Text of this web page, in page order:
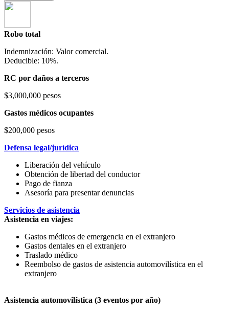
Robo total
Indemnización: Valor comercial.
Deducible: 10%.
RC por daños a terceros
$3,000,000 pesos
Gastos médicos ocupantes
$200,000 pesos
Defensa legal/jurídica
Liberación del vehículo
Obtención de libertad del conductor
Pago de fianza
Asesoría para presentar denuncias
Servicios de asistencia
Asistencia en viajes:
Gastos médicos de emergencia en el extranjero
Gastos dentales en el extranjero
Traslado médico
Reembolso de gastos de asistencia automovilística en el
extranjero
Asistencia automovilística (3 eventos por año)